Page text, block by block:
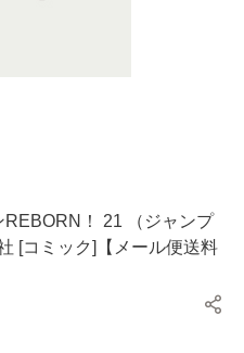
REBORN！ 21 （ジャンプ
[コミック]【メール便送料